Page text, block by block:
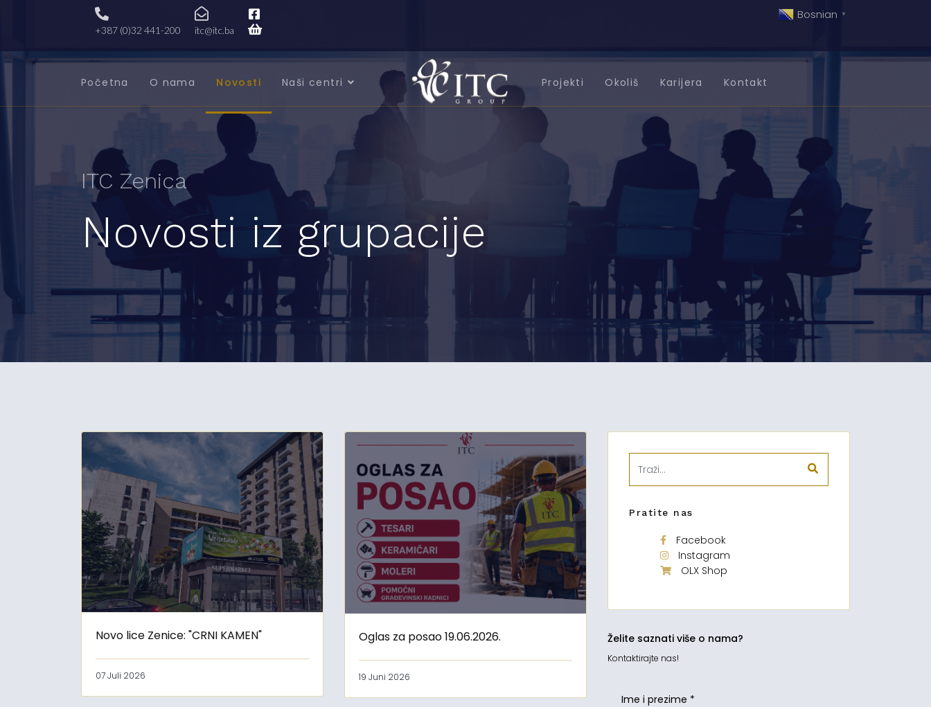
+387 (0)32 441-200 itc@itc.ba
Bosnian ▼
Početna O nama Novosti Naši centri Projekti Okoliš Karijera Kontakt
ITC Zenica
Novosti iz grupacije
Novo lice Zenice: "CRNI KAMEN"
07 Juli 2026
Oglas za posao 19.06.2026.
19 Juni 2026
Pratite nas
Facebook
Instagram
OLX Shop
Želite saznati više o nama?
Kontaktirajte nas!
Ime i prezime *